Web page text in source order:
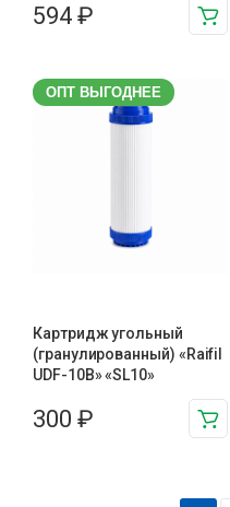
594 ₽
ОПТ ВЫГОДНЕЕ
Картридж угольный
(гранулированный) «Raifil
UDF-10B» «SL10»
300 ₽